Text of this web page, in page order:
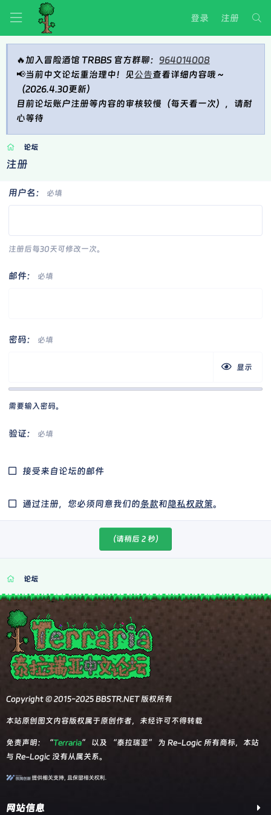
登录 注册
🔥加入冒险酒馆 TRBBS 官方群聊： 964014008
📢当前中文论坛重治理中！见公告查看详细内容哦～
（2026.4.30更新）
目前论坛账户注册等内容的审核较慢（每天看一次），请耐
心等待
论坛
注册
用户名 必填
注册后每30天可修改一次。
邮件 必填
密码 必填
显示
需要输入密码。
验证 必填
接受来自论坛的邮件
通过注册，您必须同意我们的条款和隐私权政策。
（请稍后 2秒）
论坛
Copyright © 2015-2025 BBSTR.NET 版权所有
本站原创图文内容版权属于原创作者，未经许可不得转载
免责声明：“Terraria” 以及 “泰拉瑞亚” 为 Re-Logic 所有商标，本站
与 Re-Logic 没有从属关系。
网站信息